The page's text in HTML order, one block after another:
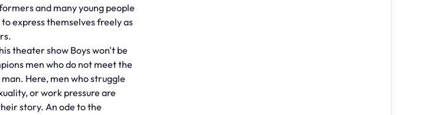
and many young people
express themselves freely as
theater show Boys won't be
men who do not meet the
Here, men who struggle
or work pressure are
story. An ode to the